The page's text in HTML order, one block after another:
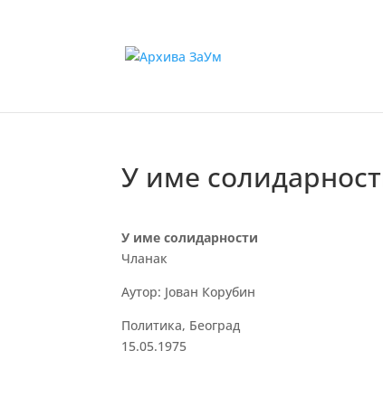
У име
У име солидарности
Чланак
Аутор: Јован Корубин
Политика, Београд
15.05.1975